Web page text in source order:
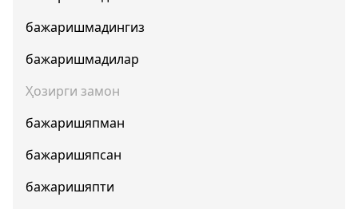
бажаришмадингиз
бажаришмадилар
Ҳозирги замон
бажаришяпман
бажаришяпсан
бажаришяпти